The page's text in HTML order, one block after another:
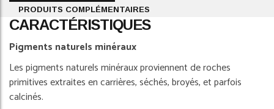
PRODUITS COMPLÉMENTAIRES
CARACTÉRISTIQUES
Pigments naturels minéraux
Les pigments naturels minéraux proviennent de roches
primitives extraites en carrières, séchés, broyés, et parfois
calcinés.